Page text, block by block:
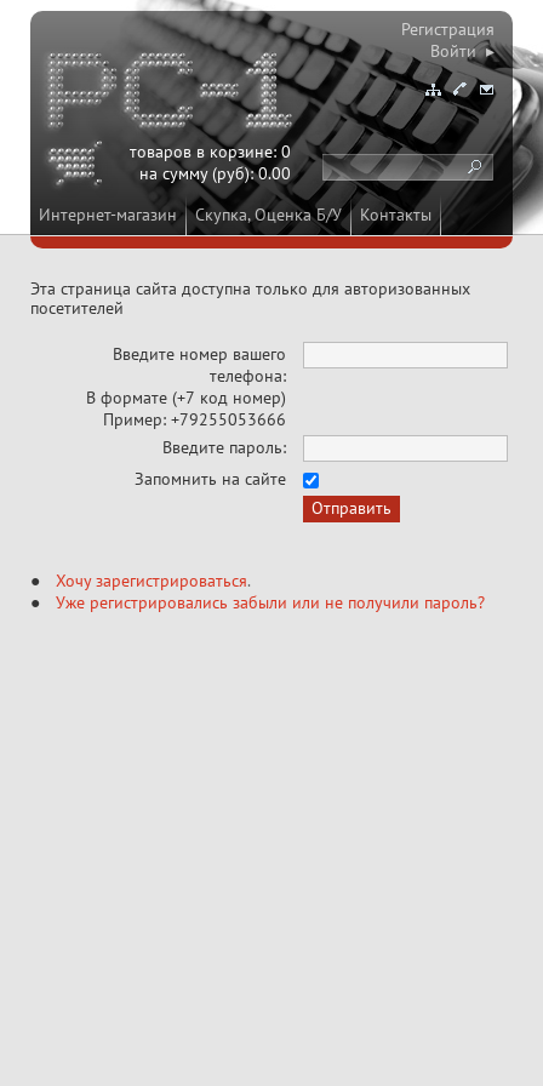
Интернет-магазин Скупка, Оценка Б/У Контакты
товаров в корзине:0
на сумму (руб):0.00
Регистрация
Войти ▸
Эта страница сайта доступна только для авторизованных
посетителей
Введите номер вашего
телефона:
В формате (+7 код номер)
Пример: +79255053666
Введите пароль:
Запомнить на сайте
Хочу зарегистрироваться.
Уже регистрировались забыли или не получили пароль?